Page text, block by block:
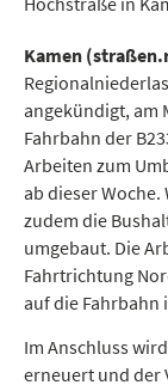
Kamen
angekündigt, am
Fahrbahn der
Arbeiten zum
ab dieser
zudem die
umgebaut. Die
Fahrtrichtung
auf die Fahrbahn
Im Anschluss
erneuert und der